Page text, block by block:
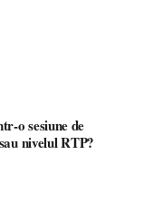
o sesiune de
nivelul RTP?